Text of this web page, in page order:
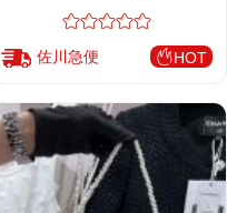
佐川急便 HOT